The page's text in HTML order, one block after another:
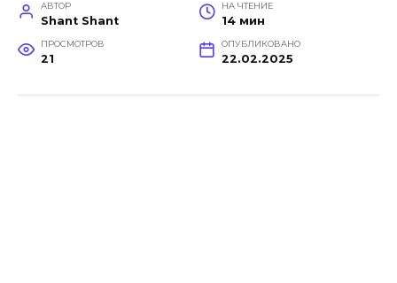
АВТОР
Shant Shant
НА ЧТЕНИЕ
14 мин
ПРОСМОТРОВ
21
ОПУБЛИКОВАНО
22.02.2025